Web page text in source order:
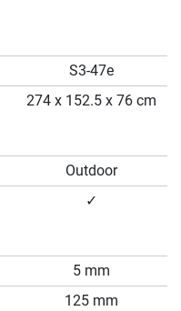
S3-47e
274 x 152.5 x 76 cm
Outdoor
✓
5 mm
125 mm